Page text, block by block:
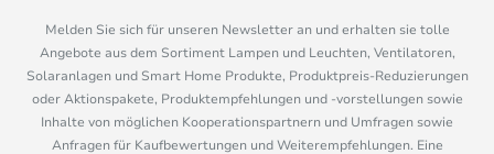
Melden Sie sich für unseren Newsletter an und erhalten sie tolle
Angebote aus dem Sortiment Lampen und Leuchten, Ventilatoren,
Solaranlagen und Smart Home Produkte, Produktpreis-Reduzierungen
oder Aktionspakete, Produktempfehlungen und -vorstellungen sowie
Inhalte von möglichen Kooperationspartnern und Umfragen sowie
Anfragen für Kaufbewertungen und Weiterempfehlungen. Eine